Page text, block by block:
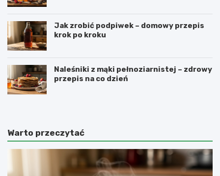
Jak zrobić podpiwek – domowy przepis
krok po kroku
Naleśniki z mąki pełnoziarnistej – zdrowy
przepis na co dzień
Warto przeczytać